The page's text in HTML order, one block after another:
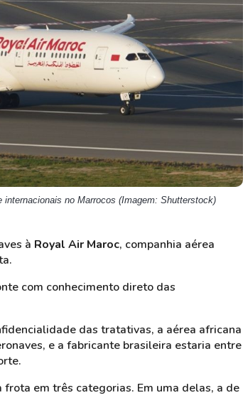
Ver todos Ver todos
no Marrocos (Imagem: Shutterstock)
à Royal Air Maroc, companhia aérea
com conhecimento direto das
das tratativas, a aérea africana
e a fabricante brasileira estaria entre
em três categorias. Em uma delas, a de